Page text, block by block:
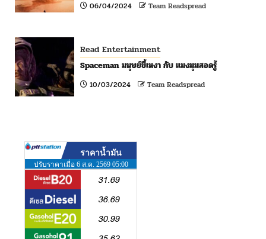
06/04/2024 Team Readspread
Read Entertainment
Spaceman มนุษย์ขี้เหงา กับ แมงมุมสอดรู้
10/03/2024 Team Readspread